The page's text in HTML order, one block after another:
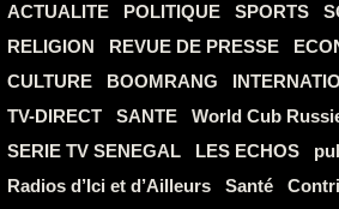
ACTUALITE POLITIQUE SPORTS
RELIGION
REVUE DE PRESSE
CULTURE
BOOMRANG
TV-DIRECT
SANTE
World Cub
SERIE TV SENEGAL
LES ECHOS
Radios d’Ici et d’Ailleurs
Santé